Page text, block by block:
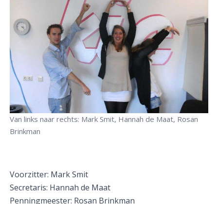
Van links naar rechts: Mark Smit, Hannah de Maat, Rosan
Brinkman
Voorzitter: Mark Smit
Secretaris: Hannah de Maat
Penningmeester: Rosan Brinkman